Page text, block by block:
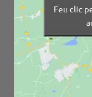
Feu clic